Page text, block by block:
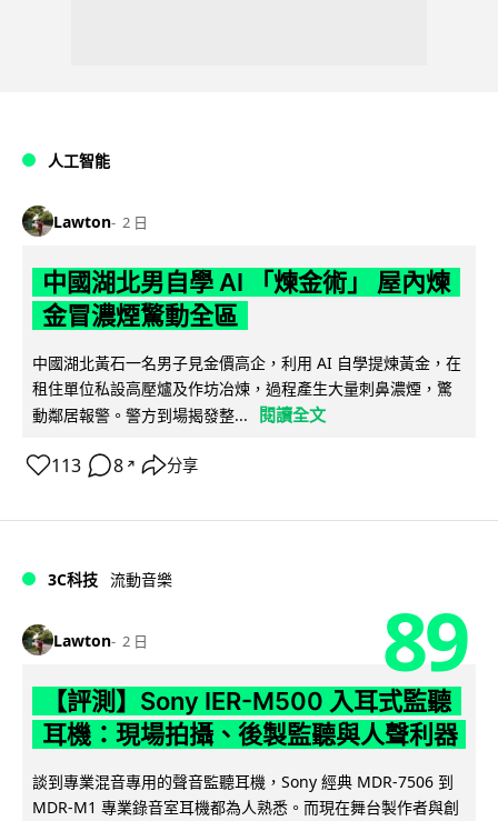
人工智能
Lawton 2 日
中國湖北男自學 AI 「煉金術」 屋內煉
金冒濃煙驚動全區
中國湖北黃石一名男子見金價高企，利用 AI 自學提煉黃金，在
租住單位私設高壓爐及作坊冶煉，過程產生大量刺鼻濃煙，驚
動鄰居報警。警方到場揭發整...
閱讀全文
113 8 ↗ 分享
3C科技 流動音樂
Lawton 2 日 89
【評測】Sony IER-M500 入耳式監聽
耳機：現場拍攝、後製監聽與人聲利器
談到專業混音專用的聲音監聽耳機，Sony 經典 MDR-7506 到
MDR-M1 專業錄音室耳機都為人熟悉。而現在舞台製作者與創